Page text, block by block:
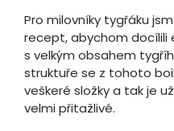
Pro milovníky tygřáku
recept, abychom docílili
s velkým obsahem
struktuře se z tohoto
veškeré složky a tak je
velmi přitažlivé.